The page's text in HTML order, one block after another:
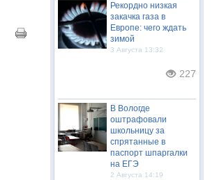
Рекордно низкая
закачка газа в
Европе: чего ждать
зимой
3 Августа 13:32
227
В Вологде
оштрафовали
школьницу за
спрятанные в
паспорт шпаргалки
на ЕГЭ
2 Августа 14:19